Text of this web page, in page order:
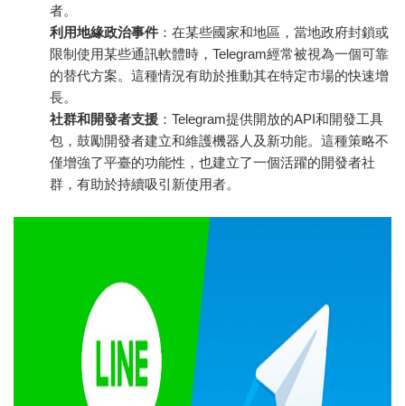
者。
利用地緣政治事件 ：在某些國家和地區，當地政府封鎖或
限制使用某些通訊軟體時，Telegram經常被視為一個可靠
的替代方案。這種情況有助於推動其在特定市場的快速增
長。
社群和開發者支援 ：Telegram提供開放的API和開發工具
包，鼓勵開發者建立和維護機器人及新功能。這種策略不
僅增強了平臺的功能性，也建立了一個活躍的開發者社
群，有助於持續吸引新使用者。